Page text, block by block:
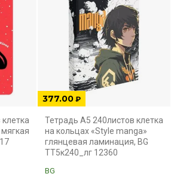
377.00 ₽
Тетрадь А5 240листов клетка
на кольцах «Style manga»
глянцевая ламинация, BG
ТТ5к240_лг 12360
BG